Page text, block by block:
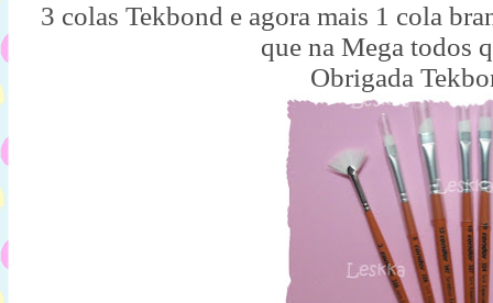
3 colas Tekbond e agora mais 1 cola
que na Mega todos
Obrigada